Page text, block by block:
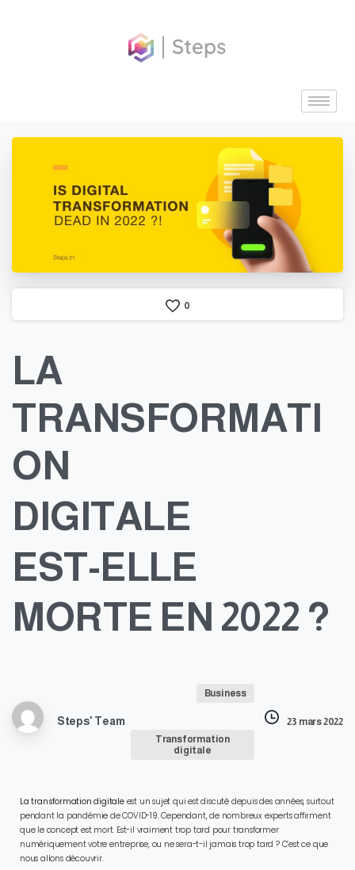
0
LA
TRANSFORMATI
ON
DIGITALE
EST-ELLE
MORTE EN 2022 ?
Steps' Team
Business
Transformation
digitale
23 mars 2022
La transformation digitaleest un sujet qui est discuté depuis des années, surtout
pendant la pandémie de COVID-19. Cependant, de nombreux experts affirment
que le concept est mort. Est-il vraiment trop tard pour transformer
numériquement votre entreprise, ou ne sera-t-il jamais trop tard ? C’est ce que
nous allons découvrir.